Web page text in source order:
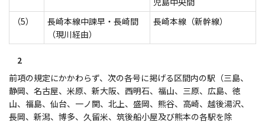
（5）
長崎本線中諫早・長崎間
（現川経由）
長崎本線（新幹線）
2
前項の規定にかかわらず、次の各号に掲げる区間内の駅（三島、
静岡、名古屋、米原、新大阪、西明石、福山、三原、広島、徳
山、福島、仙台、一ノ関、北上、盛岡、熊谷、高崎、越後湯沢、
長岡、新潟、博多、久留米、筑後船小屋及び熊本の各駅を除